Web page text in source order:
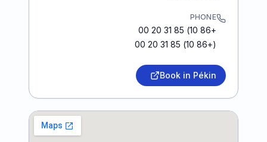
PHONE
+86 10) 85 31 20 00
(+86 10) 85 31 20 00
Book in Pékin